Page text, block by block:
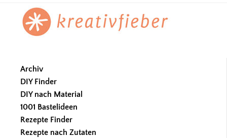
Footer
Archiv
DIY Finder
DIY nach Material
1001 Bastelideen
Rezepte Finder
Rezepte nach Zutaten